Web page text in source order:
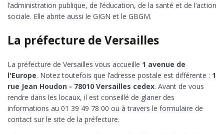
l’administration publique, de l’éducation, de la santé et de l’action
sociale. Elle abrite aussi le GIGN et le GBGM.
La préfecture de Versailles
La préfecture de Versailles vous accueille 1 avenue de
l'Europe. Notez toutefois que l’adresse postale est différente : 1
rue Jean Houdon - 78010 Versailles cedex. Avant de vous
rendre dans les locaux, il est conseillé de glaner des
informations au 01 39 49 78 00 ou à travers le formulaire de
contact sur le site de la préfecture.